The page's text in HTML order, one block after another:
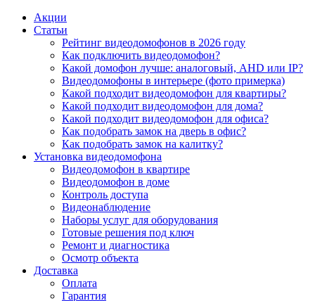
Акции
Статьи
Рейтинг видеодомофонов в 2026 году
Как подключить видеодомофон?
Какой домофон лучше: аналоговый, AHD или IP?
Видеодомофоны в интерьере (фото примерка)
Какой подходит видеодомофон для квартиры?
Какой подходит видеодомофон для дома?
Какой подходит видеодомофон для офиса?
Как подобрать замок на дверь в офис?
Как подобрать замок на калитку?
Установка видеодомофона
Видеодомофон в квартире
Видеодомофон в доме
Контроль доступа
Видеонаблюдение
Наборы услуг для оборудования
Готовые решения под ключ
Ремонт и диагностика
Осмотр объекта
Доставка
Оплата
Гарантия